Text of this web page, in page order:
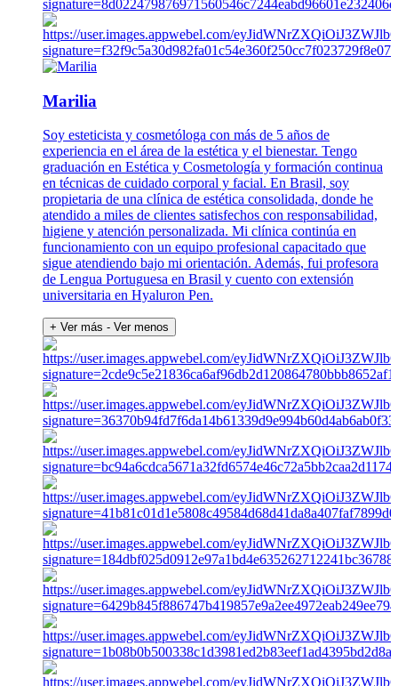
Marilia
Soy esteticista y cosmetóloga con más de 5 años de
experiencia en el área de la estética y el bienestar. Tengo
graduación en Estética y Cosmetología y formación continua
en técnicas de cuidado corporal y facial. En Brasil, soy
propietaria de una clínica de estética consolidada, donde he
atendido a miles de clientes satisfechos con responsabilidad,
higiene y atención personalizada. Mi clínica continúa en
funcionamiento con un equipo profesional capacitado que
sigue atendiendo bajo mi orientación. Además, fui profesora
de Lengua Portuguesa en Brasil y cuento con extensión
universitaria en Hyaluron Pen.
+ Ver más - Ver menos